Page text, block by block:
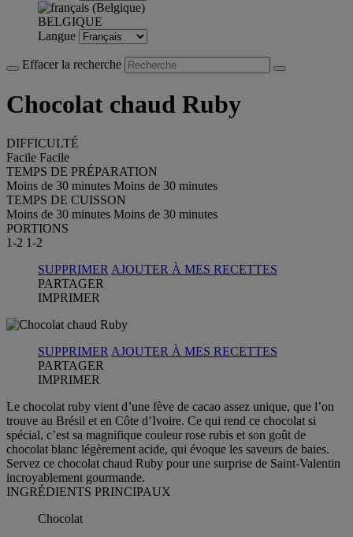
BELGIQUE
Langue
Effacer la recherche
Chocolat chaud Ruby
DIFFICULTÉ
Facile Facile
TEMPS DE PRÉPARATION
Moins de 30 minutes Moins de 30 minutes
TEMPS DE CUISSON
Moins de 30 minutes Moins de 30 minutes
PORTIONS
1-2 1-2
SUPPRIMER AJOUTER À MES RECETTES
PARTAGER
IMPRIMER
SUPPRIMER AJOUTER À MES RECETTES
PARTAGER
IMPRIMER
Le chocolat ruby vient d’une fève de cacao assez unique, que l’on
trouve au Brésil et en Côte d’Ivoire. Ce qui rend ce chocolat si
spécial, c’est sa magnifique couleur rose rubis et son goût de
chocolat blanc légèrement acide, qui évoque les saveurs de baies.
Servez ce chocolat chaud Ruby pour une surprise de Saint-Valentin
incroyablement gourmande.
INGRÉDIENTS PRINCIPAUX
Chocolat